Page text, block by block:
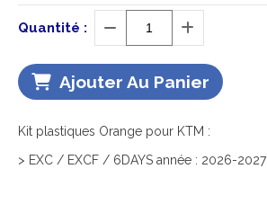
Quantité :
Ajouter Au Panier
Kit plastiques Orange pour KTM :
> EXC / EXCF / 6DAYS année : 2026-2027